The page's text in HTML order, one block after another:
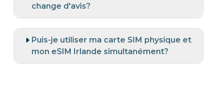
change d'avis?
Puis-je utiliser ma carte SIM physique et
mon eSIM Irlande simultanément?